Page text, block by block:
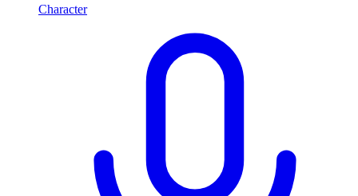
Character